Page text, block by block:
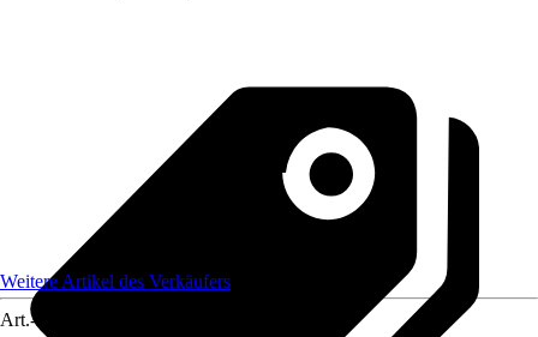
Weitere Artikel des Verkäufers
Art.-Nr.